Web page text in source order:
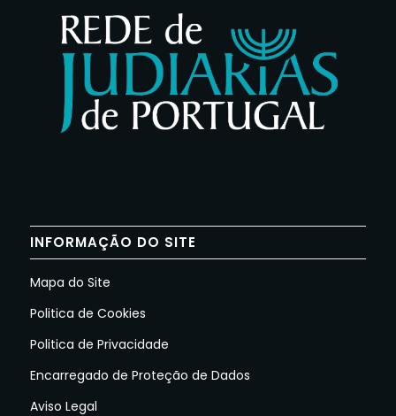
INFORMAÇÃO DO SITE
Mapa do Site
Politica de Cookies
Politica de Privacidade
Encarregado de Proteção de Dados
Aviso Legal